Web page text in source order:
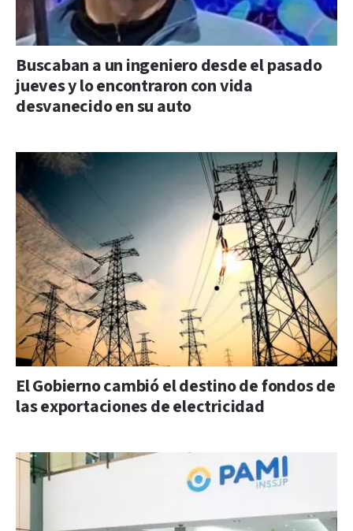
Buscaban a un ingeniero desde el pasado
jueves y lo encontraron con vida
desvanecido en su auto
El Gobierno cambió el destino de fondos de
las exportaciones de electricidad